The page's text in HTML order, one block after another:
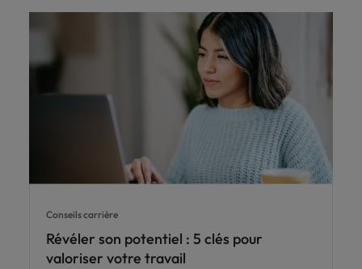
Conseils carrière
Révéler son potentiel : 5 clés pour
valoriser votre travail